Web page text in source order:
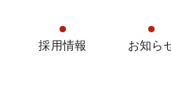
採用情報 お知ら